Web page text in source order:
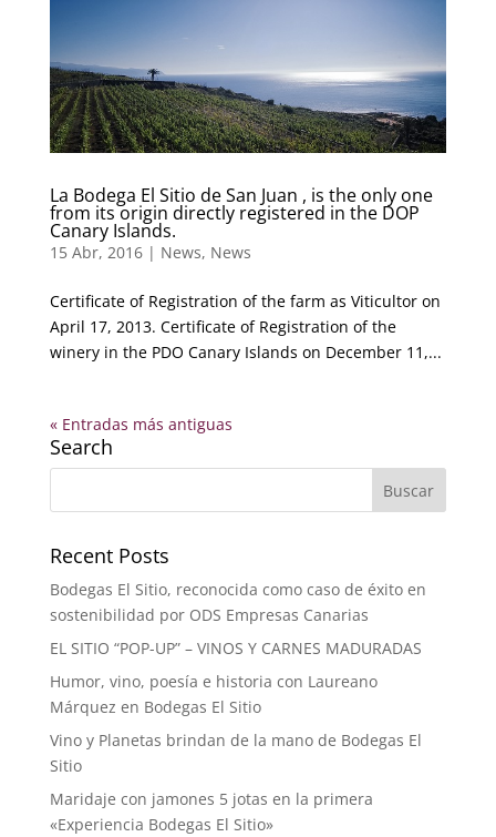
La Bodega El Sitio de San Juan , is the only one
from its origin directly registered in the DOP
Canary Islands.
15 Abr, 2016| News, News
Certificate of Registration of the farm as Viticultor on
April 17, 2013. Certificate of Registration of the
winery in the PDO Canary Islands on December 11,...
« Entradas más antiguas
Search
Recent Posts
Bodegas El Sitio, reconocida como caso de éxito en
sostenibilidad por ODS Empresas Canarias
EL SITIO “POP-UP” – VINOS Y CARNES MADURADAS
Humor, vino, poesía e historia con Laureano
Márquez en Bodegas El Sitio
Vino y Planetas brindan de la mano de Bodegas El
Sitio
Maridaje con jamones 5 jotas en la primera
«Experiencia Bodegas El Sitio»